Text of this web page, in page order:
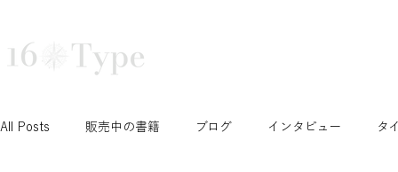
All Posts 販売中の書籍 ブログ インタビュー タ